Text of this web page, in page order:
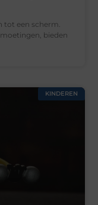
tot een scherm.
bieden
KINDEREN